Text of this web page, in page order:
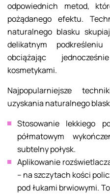
odpowiednich metod,
pożądanego efektu.
naturalnego blasku
delikatnym
obciążając
kosmetykami.
Najpopularniejsze
uzyskania naturalnego
Stosowanie lekkiego
półmatowym
subtelny połysk.
Aplikowanie
– na szczytach kości
pod łukami brwiowymi.